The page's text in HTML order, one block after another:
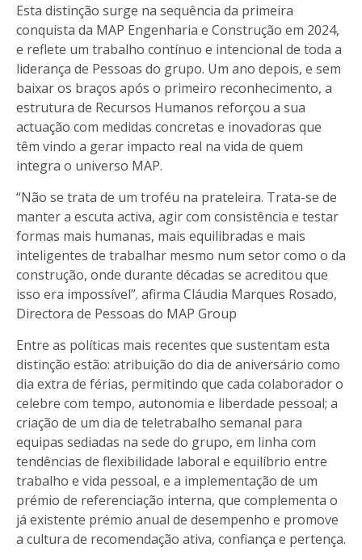
Esta distinção surge na sequência da primeira
conquista da MAP Engenharia e Construção em 2024,
e reflete um trabalho contínuo e intencional de toda a
liderança de Pessoas do grupo. Um ano depois, e sem
baixar os braços após o primeiro reconhecimento, a
estrutura de Recursos Humanos reforçou a sua
actuação com medidas concretas e inovadoras que
têm vindo a gerar impacto real na vida de quem
integra o universo MAP.
“Não se trata de um troféu na prateleira. Trata-se de
manter a escuta activa, agir com consistência e testar
formas mais humanas, mais equilibradas e mais
inteligentes de trabalhar mesmo num setor como o da
construção, onde durante décadas se acreditou que
isso era impossível”, afirma Cláudia Marques Rosado,
Directora de Pessoas do MAP Group
Entre as políticas mais recentes que sustentam esta
distinção estão: atribuição do dia de aniversário como
dia extra de férias, permitindo que cada colaborador o
celebre com tempo, autonomia e liberdade pessoal; a
criação de um dia de teletrabalho semanal para
equipas sediadas na sede do grupo, em linha com
tendências de flexibilidade laboral e equilíbrio entre
trabalho e vida pessoal, e a implementação de um
prémio de referenciação interna, que complementa o
já existente prémio anual de desempenho e promove
a cultura de recomendação ativa, confiança e pertença.